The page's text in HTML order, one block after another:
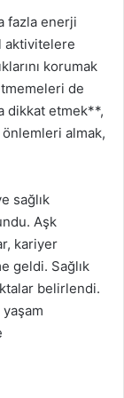
fazla enerji
aktivitelere
korumak
de
dikkat etmek**,
almak,
sağlık
Aşk
kariyer
geldi. Sağlık
belirlendi.